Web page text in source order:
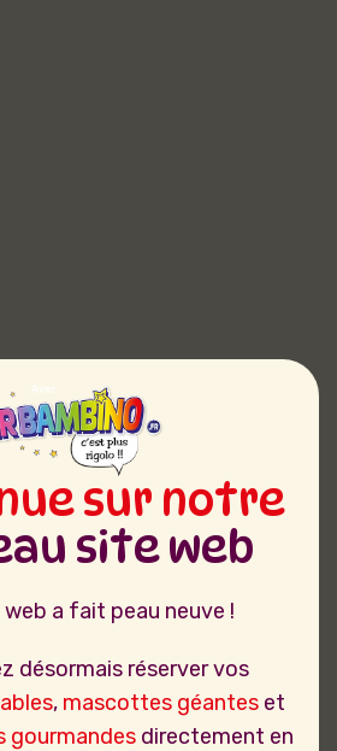
sur notre
site web
a fait peau neuve !
désormais réserver vos
, mascottes géantes et
gourmandesdirectement en